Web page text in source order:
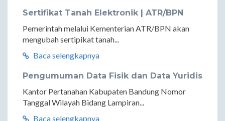
Sertifikat Tanah Elektronik | ATR/BPN
Pemerintah melalui Kementerian ATR/BPN akan
mengubah sertipikat tanah...
Baca selengkapnya
Pengumuman Data Fisik dan Data Yuridis
Kantor Pertanahan Kabupaten Bandung Nomor
Tanggal Wilayah Bidang Lampiran...
Baca selengkapnya